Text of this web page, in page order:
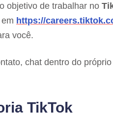
objetivo de trabalhar no
https://
você.
chat dentro do
TikTok